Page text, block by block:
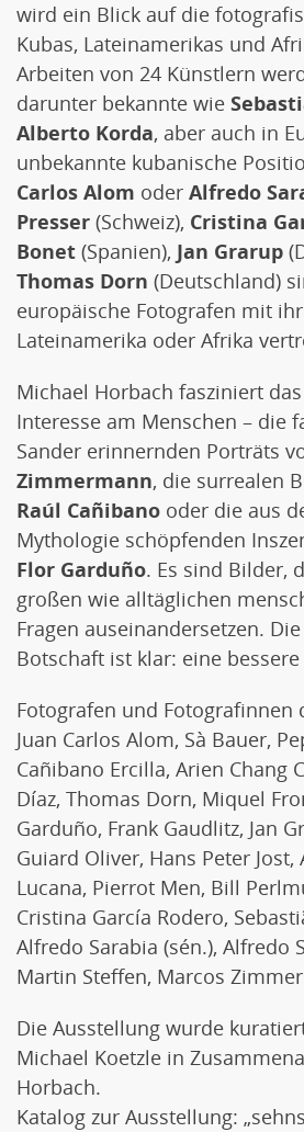
wird ein Blick auf die
Kubas, Lateinamerikas und
Arbeiten von 24 Künstlern
darunter bekannte wie
Alberto Korda, aber auch in
unbekannte kubanische
Carlos Alom oder Alfredo
Presser (Schweiz), Cristina
Bonet (Spanien), Jan Grarup
Thomas Dorn (Deutschland)
europäische Fotografen mit
Lateinamerika oder Afrika
Michael Horbach fasziniert
Interesse am Menschen – die
Sander erinnernden Porträts
Zimmermann, die surrealen
Raúl Cañibano oder die aus
Mythologie schöpfenden
Flor Garduño. Es sind Bilder,
großen wie alltäglichen
Fragen auseinandersetzen.
Botschaft ist klar: eine
Fotografen und Fotografinnen
Juan Carlos Alom, Sà Bauer,
Cañibano Ercilla, Arien Chang
Díaz, Thomas Dorn, Miquel
Garduño, Frank Gaudlitz, Jan
Guiard Oliver, Hans Peter Jost,
Lucana, Pierrot Men, Bill
Cristina García Rodero,
Alfredo Sarabia (sén.), Alfredo
Martin Steffen, Marcos
Die Ausstellung wurde
Michael Koetzle in
Horbach.
Katalog zur Ausstellung: